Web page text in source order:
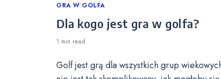
Categories
GRA W GOLFA
Dla kogo jest gra w golfa?
1 min read
Golf jest grą dla wszystkich grup